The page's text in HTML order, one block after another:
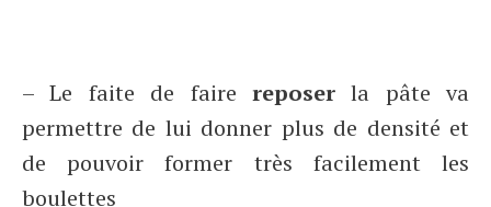
– Le faite de faire reposerla pâte va
permettre de lui donner plus de densité et
de pouvoir former très facilement les
boulettes